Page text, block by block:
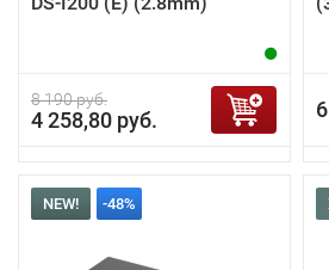
8 190 руб.
4 258,80 руб.
NEW! -48%